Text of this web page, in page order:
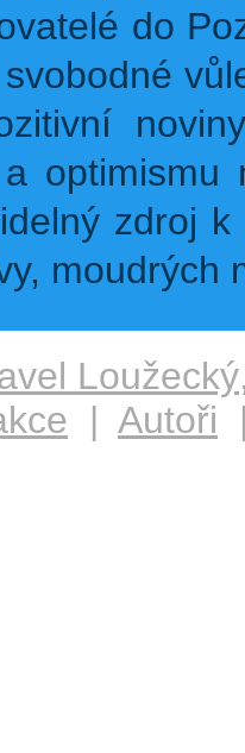
do
zdroj
moudrých
Loužecký
| Autoři